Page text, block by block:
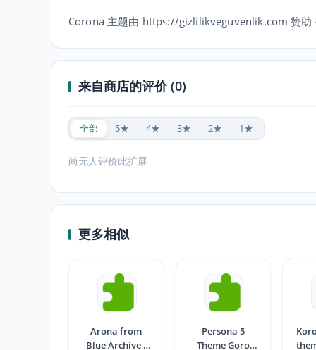
Corona 主题由 https://gizlilikveguvenlik.com 赞助
来自商店的评价 (0)
全部 5★ 4★ 3★ 2★ 1★
尚无人评价此扩展
更多相似
Arona from
Blue Archive (
Persona 5
Theme Goro